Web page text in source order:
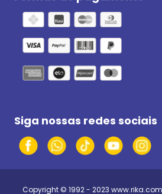
Siga nossas redes sociais
Copyright © 1992 - 2023